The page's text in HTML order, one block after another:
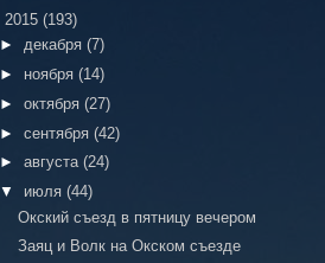
2015 (193)
► декабря (7)
► ноября (14)
► октября (27)
► сентября (42)
► августа (24)
▼ июля (44)
Окский съезд в пятницу вечером
Заяц и Волк на Окском съезде